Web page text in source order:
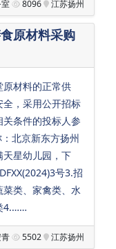
8096 江苏扬州
原材料采购
材料的正常供
，采用公开招标
条件的投标人参
北京新东方扬州
星幼儿园，下
号3.招
类、家禽类、水
4.……
5502 江苏扬州